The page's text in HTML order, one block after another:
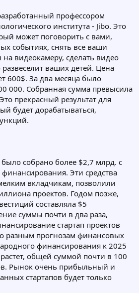
профессором
института - Jibo. Это
может поговорить с вами,
событиях, снять все ваши
видеокамеру, сделать видео
развеселит ваших детей. Цена
600$. За два месяца было
000. Собранная сумма превысила
прекрасный результат для
будет дорабатываться,
собрано более $2,7 млрд. с
Эти средства
вкладчикам, позволили
проектов. Годом позже,
составляла $5
суммы почти в два раза,
стартап проектов
разным прогнозам финансовых
финансирования к 2025
общей суммой почти в 100
Рынок очень прибыльный и
стартапов будет только